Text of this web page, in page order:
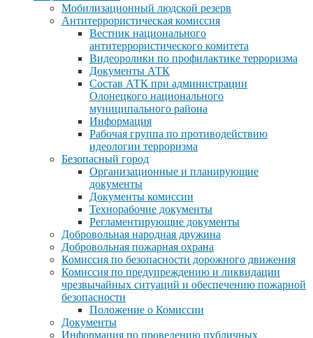
Мобилизационный людской резерв
Антитеррористическая комиссия
Вестник национального
антитеррористического комитета
Видеоролики по профилактике терроризма
Документы АТК
Состав АТК при администрации
Олонецкого национального
муниципального района
Информация
Рабочая группа по противодействию
идеологии терроризма
Безопасный город
Организационные и планирующие
документы
Документы комиссии
Технорабочие документы
Регламентирующие документы
Добровольная народная дружина
Добровольная пожарная охрана
Комиссия по безопасности дорожного движения
Комиссия по предупреждению и ликвидации
чрезвычайных ситуаций и обеспечению пожарной
безопасности
Положение о Комиссии
Документы
Информация по проведению публичных